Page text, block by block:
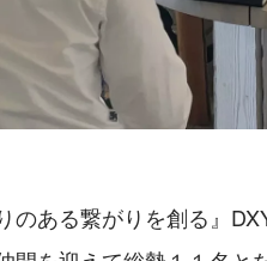
のある繋がりを創る』